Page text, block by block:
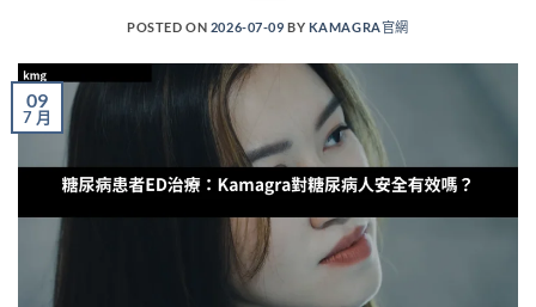
POSTED ON 2026-07-09 BY KAMAGRA官網
09
7 月